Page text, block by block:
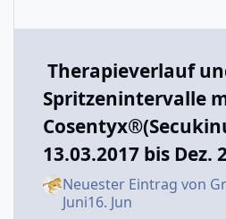
Therapieverlauf
Spritzenintervalle
13.03.2017 bis Dez.
Neuester Eintrag von
Juni16. Jun